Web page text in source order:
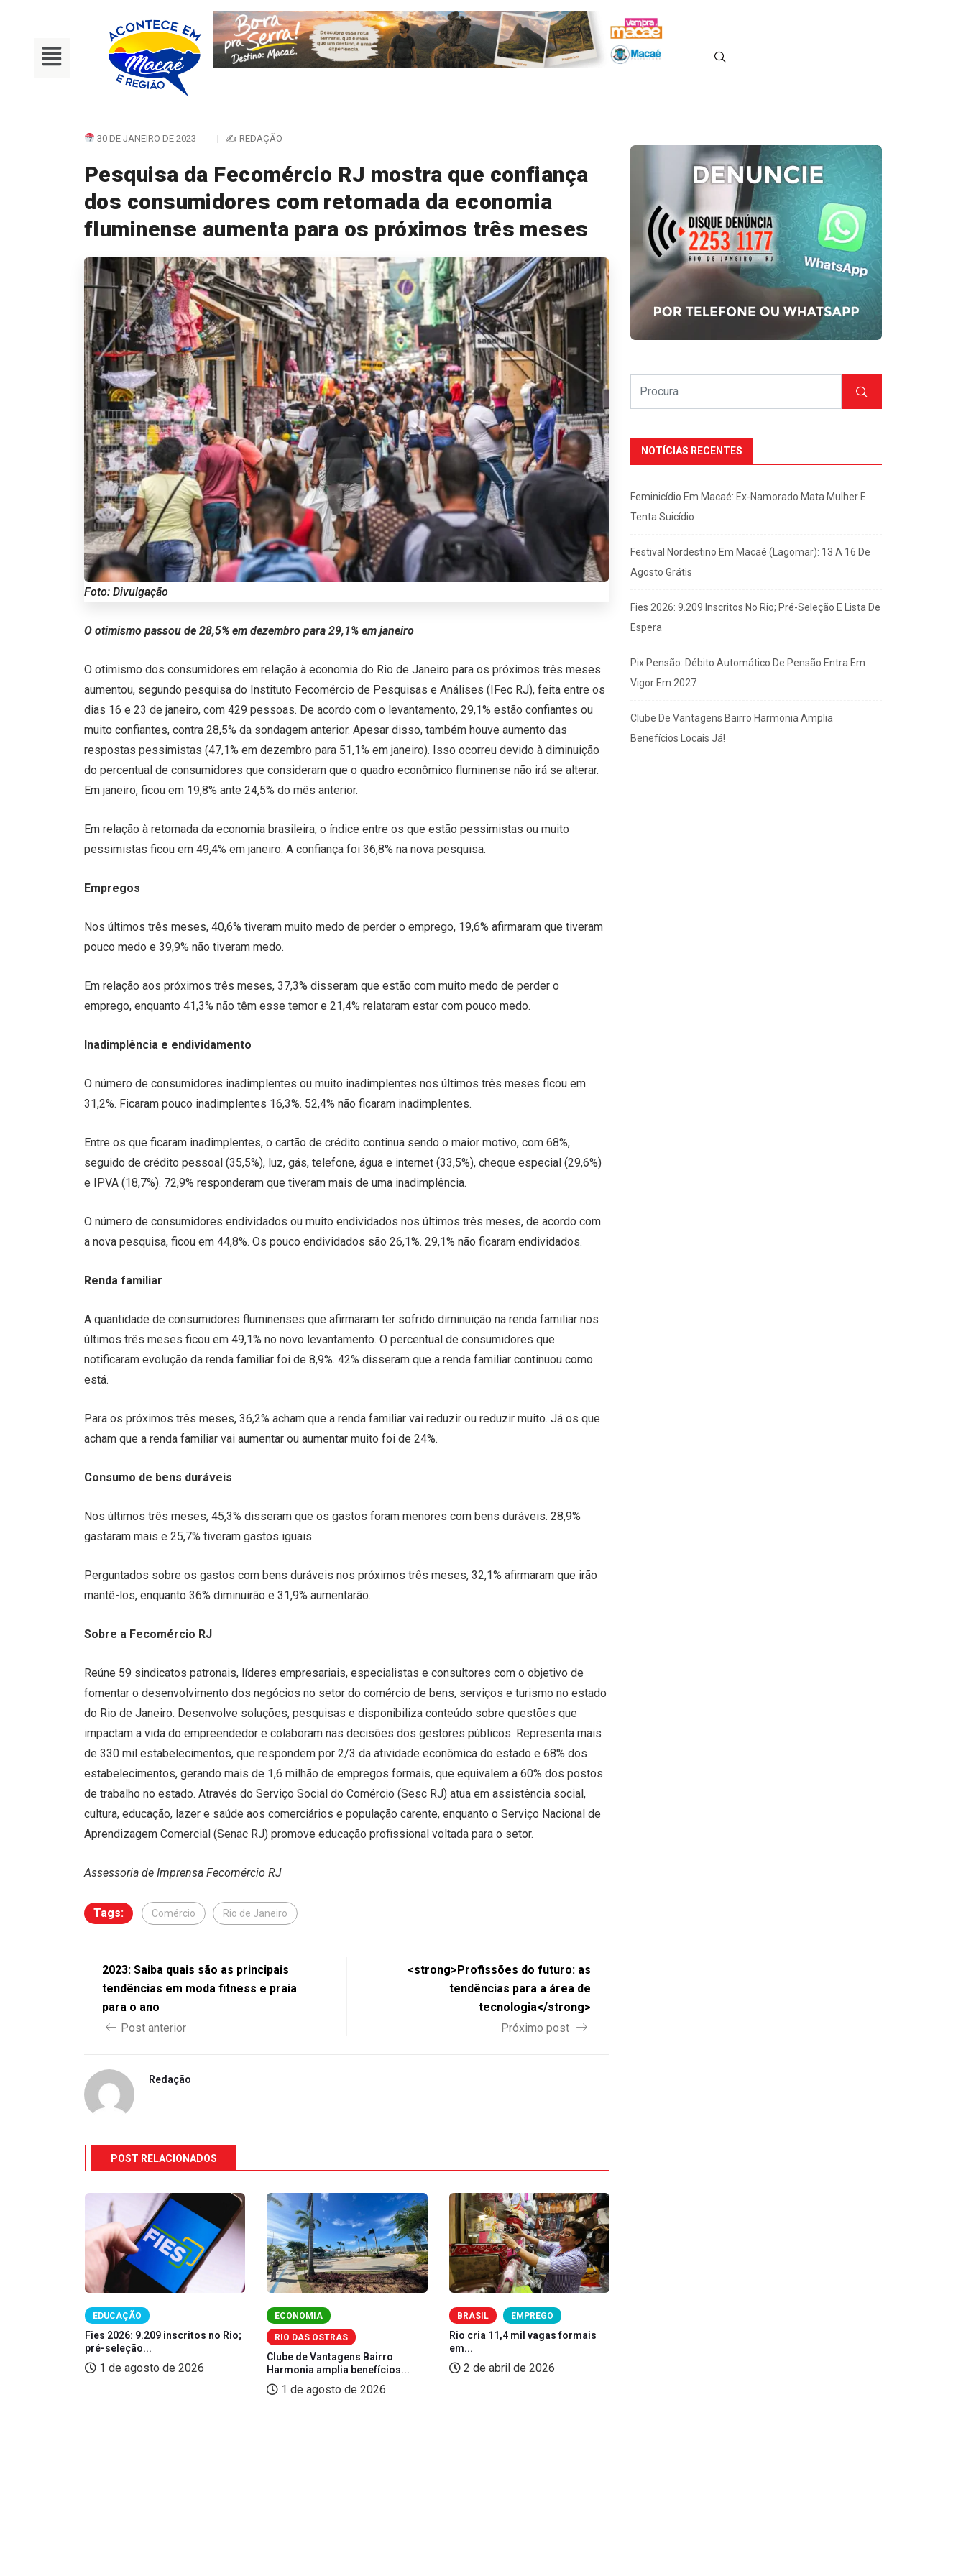
30 DE JANEIRO DE 2023 | ✍ REDAÇÃO
Pesquisa da Fecomércio RJ mostra que confiança
dos consumidores com retomada da economia
fluminense aumenta para os próximos três meses
Foto: Divulgação
O otimismo passou de 28,5% em dezembro para 29,1% em janeiro
O otimismo dos consumidores em relação à economia do Rio de Janeiro para os próximos três meses
aumentou, segundo pesquisa do Instituto Fecomércio de Pesquisas e Análises (IFec RJ), feita entre os
dias 16 e 23 de janeiro, com 429 pessoas. De acordo com o levantamento, 29,1% estão confiantes ou
muito confiantes, contra 28,5% da sondagem anterior. Apesar disso, também houve aumento das
respostas pessimistas (47,1% em dezembro para 51,1% em janeiro). Isso ocorreu devido à diminuição
do percentual de consumidores que consideram que o quadro econômico fluminense não irá se alterar.
Em janeiro, ficou em 19,8% ante 24,5% do mês anterior.
Em relação à retomada da economia brasileira, o índice entre os que estão pessimistas ou muito
pessimistas ficou em 49,4% em janeiro. A confiança foi 36,8% na nova pesquisa.
Empregos
Nos últimos três meses, 40,6% tiveram muito medo de perder o emprego, 19,6% afirmaram que tiveram
pouco medo e 39,9% não tiveram medo.
Em relação aos próximos três meses, 37,3% disseram que estão com muito medo de perder o
emprego, enquanto 41,3% não têm esse temor e 21,4% relataram estar com pouco medo.
Inadimplência e endividamento
O número de consumidores inadimplentes ou muito inadimplentes nos últimos três meses ficou em
31,2%. Ficaram pouco inadimplentes 16,3%. 52,4% não ficaram inadimplentes.
Entre os que ficaram inadimplentes, o cartão de crédito continua sendo o maior motivo, com 68%,
seguido de crédito pessoal (35,5%), luz, gás, telefone, água e internet (33,5%), cheque especial (29,6%)
e IPVA (18,7%). 72,9% responderam que tiveram mais de uma inadimplência.
O número de consumidores endividados ou muito endividados nos últimos três meses, de acordo com
a nova pesquisa, ficou em 44,8%. Os pouco endividados são 26,1%. 29,1% não ficaram endividados.
Renda familiar
A quantidade de consumidores fluminenses que afirmaram ter sofrido diminuição na renda familiar nos
últimos três meses ficou em 49,1% no novo levantamento. O percentual de consumidores que
notificaram evolução da renda familiar foi de 8,9%. 42% disseram que a renda familiar continuou como
está.
Para os próximos três meses, 36,2% acham que a renda familiar vai reduzir ou reduzir muito. Já os que
acham que a renda familiar vai aumentar ou aumentar muito foi de 24%.
Consumo de bens duráveis
Nos últimos três meses, 45,3% disseram que os gastos foram menores com bens duráveis. 28,9%
gastaram mais e 25,7% tiveram gastos iguais.
Perguntados sobre os gastos com bens duráveis nos próximos três meses, 32,1% afirmaram que irão
mantê-los, enquanto 36% diminuirão e 31,9% aumentarão.
Sobre a Fecomércio RJ
Reúne 59 sindicatos patronais, líderes empresariais, especialistas e consultores com o objetivo de
fomentar o desenvolvimento dos negócios no setor do comércio de bens, serviços e turismo no estado
do Rio de Janeiro. Desenvolve soluções, pesquisas e disponibiliza conteúdo sobre questões que
impactam a vida do empreendedor e colaboram nas decisões dos gestores públicos. Representa mais
de 330 mil estabelecimentos, que respondem por 2/3 da atividade econômica do estado e 68% dos
estabelecimentos, gerando mais de 1,6 milhão de empregos formais, que equivalem a 60% dos postos
de trabalho no estado. Através do Serviço Social do Comércio (Sesc RJ) atua em assistência social,
cultura, educação, lazer e saúde aos comerciários e população carente, enquanto o Serviço Nacional de
Aprendizagem Comercial (Senac RJ) promove educação profissional voltada para o setor.
Assessoria de Imprensa Fecomércio RJ
Tags: Comércio Rio de Janeiro
2023: Saiba quais são as principais
tendências em moda fitness e praia
para o ano
Post anterior
<strong>Profissões do futuro: as
tendências para a área de
tecnologia</strong>
Próximo post
Redação
POST RELACIONADOS
EDUCAÇÃO
Fies 2026: 9.209 inscritos no Rio;
pré-seleção...
1 de agosto de 2026
ECONOMIA
RIO DAS OSTRAS
Clube de Vantagens Bairro
Harmonia amplia benefícios...
1 de agosto de 2026
BRASIL EMPREGO
Rio cria 11,4 mil vagas formais
em...
2 de abril de 2026
NOTÍCIAS RECENTES
Feminicídio Em Macaé: Ex-Namorado Mata Mulher E
Tenta Suicídio
Festival Nordestino Em Macaé (Lagomar): 13 A 16 De
Agosto Grátis
Fies 2026: 9.209 Inscritos No Rio; Pré-Seleção E Lista De
Espera
Pix Pensão: Débito Automático De Pensão Entra Em
Vigor Em 2027
Clube De Vantagens Bairro Harmonia Amplia
Benefícios Locais Já!